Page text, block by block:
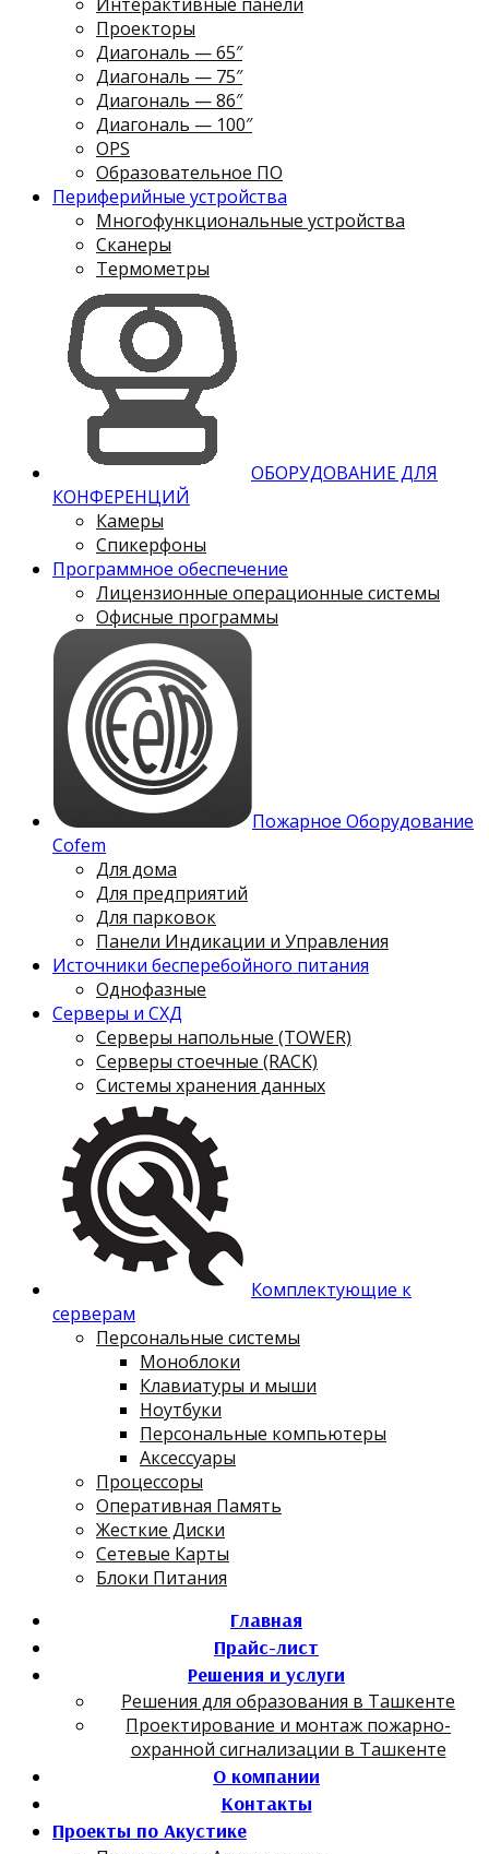
Проекторы
Диагональ — 65″
Диагональ — 75″
Диагональ — 86″
Диагональ — 100″
OPS
Образовательное ПО
Периферийные устройства
Многофункциональные устройства
Сканеры
Термометры
ОБОРУДОВАНИЕ ДЛЯ
КОНФЕРЕНЦИЙ
Камеры
Спикерфоны
Программное обеспечение
Лицензионные операционные системы
Офисные программы
Пожарное Оборудование
Cofem
Для дома
Для предприятий
Для парковок
Панели Индикации и Управления
Источники бесперебойного питания
Однофазные
Серверы и СХД
Серверы напольные (TOWER)
Серверы стоечные (RACK)
Системы хранения данных
Комплектующие к
серверам
Персональные системы
Моноблоки
Клавиатуры и мыши
Ноутбуки
Персональные компьютеры
Аксессуары
Процессоры
Оперативная Память
Жесткие Диски
Сетевые Карты
Блоки Питания
Главная
Прайс-лист
Решения и услуги
Решения для образования в Ташкенте
Проектирование и монтаж пожарно-
охранной сигнализации в Ташкенте
О компании
Контакты
Проекты по Акустике